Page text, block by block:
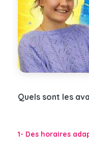
Quels sont les
1- Des horaires